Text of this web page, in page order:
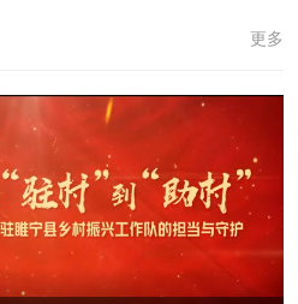
更多